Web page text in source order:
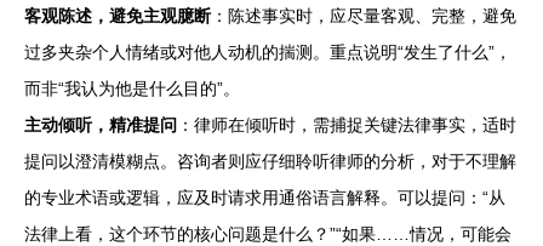
客观陈述，避免主观臆断 ：陈述事实时，应尽量客观、完整，避免
过多夹杂个人情绪或对他人动机的揣测。重点说明“发生了什么”，
而非“我认为他是什么目的”。
主动倾听，精准提问 ：律师在倾听时，需捕捉关键法律事实，适时
提问以澄清模糊点。咨询者则应仔细聆听律师的分析，对于不理解
的专业术语或逻辑，应及时请求用通俗语言解释。可以提问：“从
法律上看，这个环节的核心问题是什么？”“如果……情况，可能会